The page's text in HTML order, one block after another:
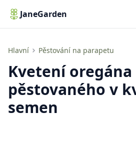
JaneGarden
Hlavní Pěstování na parapetu
Kvetení oregána pěstovaného v květináči ze semen
Kvetení oregána
pěstovaného v
semen